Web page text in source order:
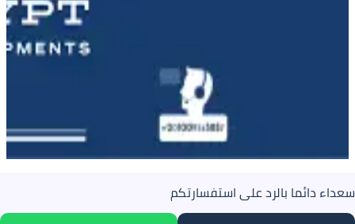
سعداء دائما بالرد على استفسارتكم